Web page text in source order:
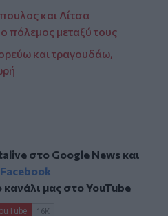
και Λίτσα
πόλεμος μεταξύ τους
και τραγουδάω,
στο Google Newsκαι
Facebook
μας στοYouTube